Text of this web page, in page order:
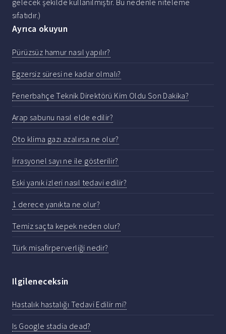
gelecek şekilde kullanılmıştır. Bu nedenle niteleme
sıfatıdır.)
Ayrıca okuyun
Pürüzsüz hamur nasıl yapılır?
Egzersiz süresi ne kadar olmalı?
Fenerbahçe Teknik Direktörü Kim Oldu Son Dakika?
Arap sabunu nasıl elde edilir?
Oto klima gazı azalırsa ne olur?
İrrasyonel sayı ne ile gösterilir?
Eski yanık izleri nasıl tedavi edilir?
1 derece yanıkta ne olur?
Temiz saçta kepek neden olur?
Türk misafirperverliği nedir?
Ilgileneceksin
Hastalık hastalığı Tedavi Edilir mi?
Is Google stadia dead?